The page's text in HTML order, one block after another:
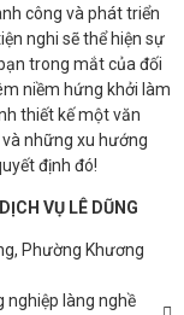
công và phát triển
nghi sẽ thể hiện sự
trong mắt của đối
niềm hứng khởi làm
thiết kế một văn
những xu hướng
định đó!
VỤ LÊ DŨNG
Phường Khương
nghiệp làng nghề